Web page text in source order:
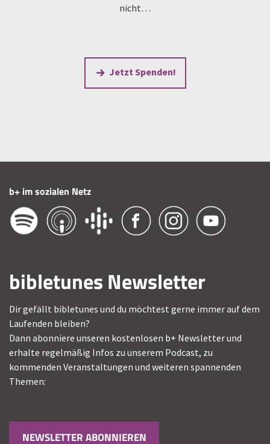
nicht…
Jetzt Spenden!
b+ im sozialen Netz
bibletunes Newsletter
Dir gefällt bibletunes und du möchtest gerne immer auf dem
Laufenden bleiben?
Dann abonniere unseren kostenlosen b+ Newsletter und
erhalte regelmäßig Infos zu unserem Podcast, zu
kommenden Veranstaltungen und weiteren spannenden
Themen:
NEWSLETTER ABONNIEREN